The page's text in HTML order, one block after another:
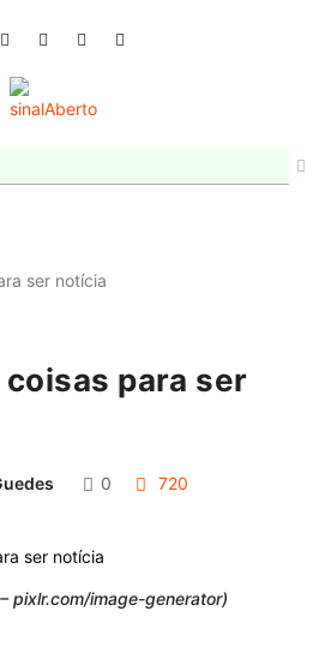
ser notícia
para ser
0 720
pixlr.com/image-generator)